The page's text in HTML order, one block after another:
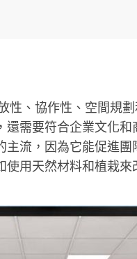
性、協作性、空間規
還需要符合企業文化和
主流，因為它能促進團
用天然材料和植栽來